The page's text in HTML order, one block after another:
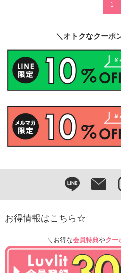
1
＼オトクなクーポ
お得情報はこちら☆
＼お得な会員特典やクー